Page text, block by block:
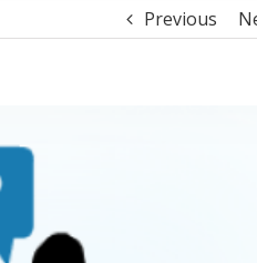
Previous